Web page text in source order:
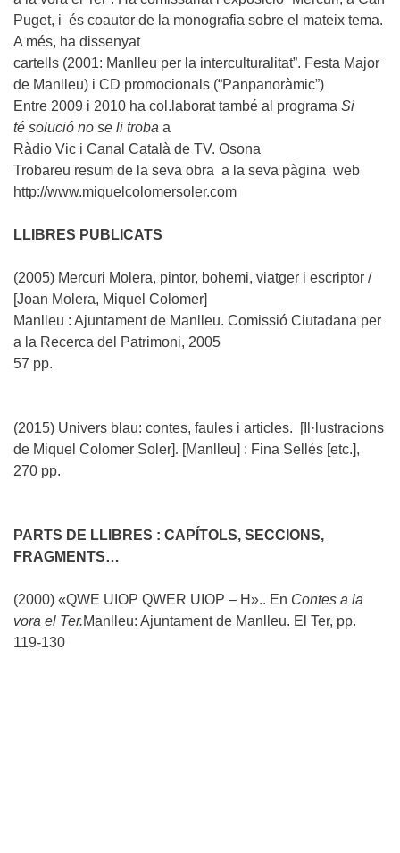
Puget, i és coautor de la monografia sobre el mateix tema.
A més, ha dissenyat
cartells (2001: Manlleu per la interculturalitat”. Festa Major
de Manlleu) i CD promocionals (“Panpanoràmic”)
Entre 2009 i 2010 ha col.laborat també al programa Si
té solució no se li troba a
Ràdio Vic i Canal Català de TV. Osona
Trobareu resum de la seva obra a la seva pàgina web
http://www.miquelcolomersoler.com
LLIBRES PUBLICATS
(2005) Mercuri Molera, pintor, bohemi, viatger i escriptor /
[Joan Molera, Miquel Colomer]
Manlleu : Ajuntament de Manlleu. Comissió Ciutadana per
a la Recerca del Patrimoni, 2005
57 pp.
(2015) Univers blau: contes, faules i articles.
[Il·lustracions
de Miquel Colomer Soler]. [Manlleu] : Fina Sellés [etc.],
270 pp.
PARTS DE LLIBRES : CAPÍTOLS, SECCIONS,
FRAGMENTS…
(2000) «QWE UIOP QWER UIOP – H».. En Contes a la
vora el Ter.Manlleu: Ajuntament de Manlleu. El Ter, pp.
119-130